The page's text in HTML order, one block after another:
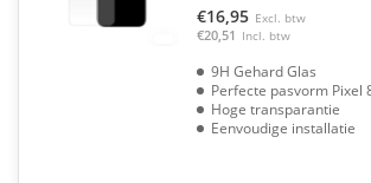
€16,95 Excl. btw
€20,51 Incl. btw
9H Gehard Glas
Perfecte pasvorm Pixel
Hoge transparantie
Eenvoudige installatie